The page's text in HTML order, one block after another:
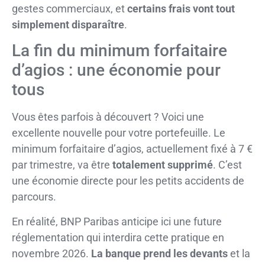
gestes commerciaux, etcertains frais vont tout
simplement disparaître.
La fin du minimum forfaitaire
d’agios : une économie pour
tous
Vous êtes parfois à découvert ? Voici une
excellente nouvelle pour votre portefeuille. Le
minimum forfaitaire d’agios, actuellement fixé à 7 €
par trimestre, va être totalement supprimé. C’est
une économie directe pour les petits accidents de
parcours.
En réalité, BNP Paribas anticipe ici une future
réglementation qui interdira cette pratique en
novembre 2026. La banque prend les devantset la